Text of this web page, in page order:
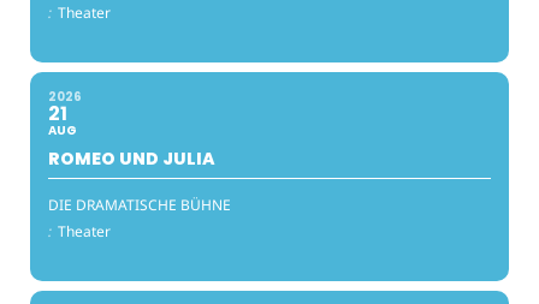
: Theater
2026
21
AUG
ROMEO UND JULIA
DIE DRAMATISCHE BÜHNE
: Theater